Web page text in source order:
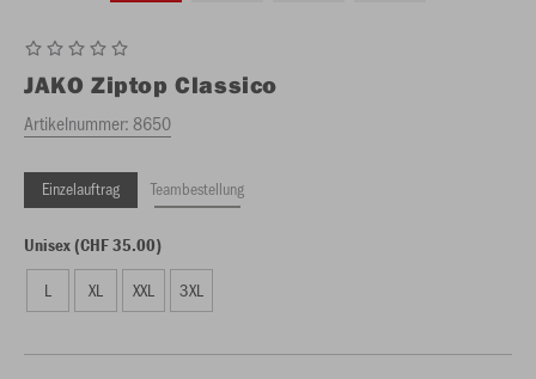
JAKO Ziptop Classico
Artikelnummer:8650
Einzelauftrag Teambestellung
Unisex (CHF 35.00)
L XL XXL 3XL